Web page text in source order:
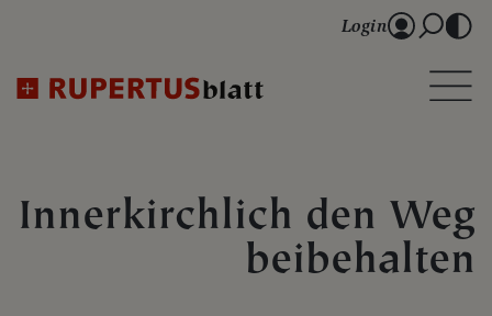
Login
Innerkirchlich den Weg
beibehalten